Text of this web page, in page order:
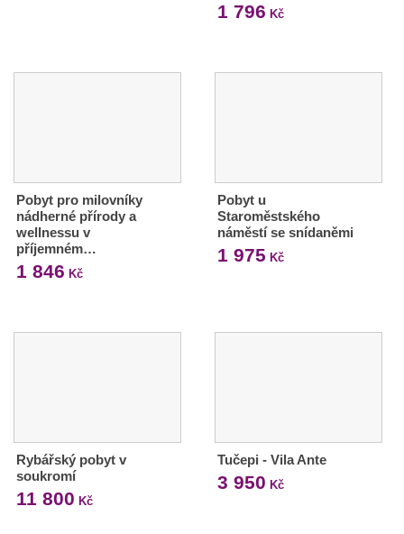
1 796 Kč
Pobyt pro milovníky
nádherné přírody a
wellnessu v
příjemném…
1 846 Kč
Pobyt u
Staroměstského
náměstí se snídaněmi
1 975 Kč
Rybářský pobyt v
soukromí
11 800 Kč
Tučepi - Vila Ante
3 950 Kč